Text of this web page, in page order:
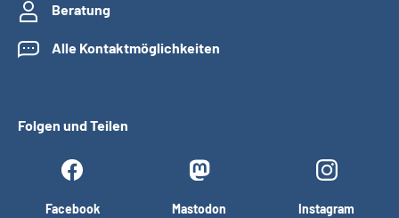
Beratung
Alle Kontaktmöglichkeiten
Folgen und Teilen
Facebook Mastodon Instagram